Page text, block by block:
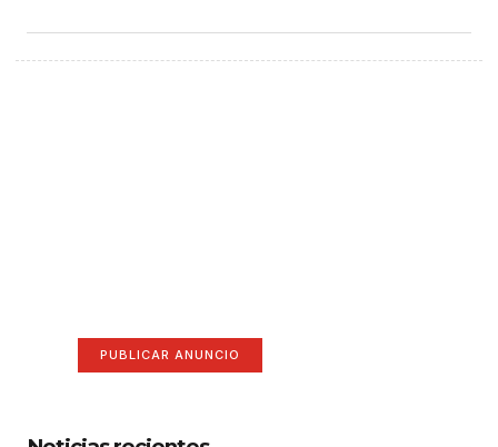
PUBLICAR ANUNCIO